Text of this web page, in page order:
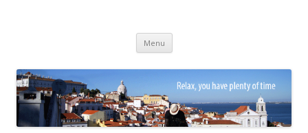
Menu Skip
content